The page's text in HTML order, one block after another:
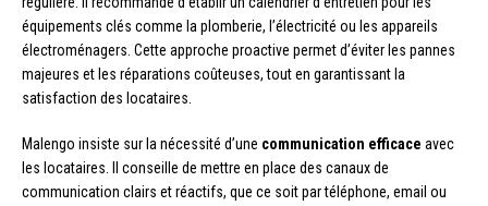
équipements clés comme la plomberie, l’électricité ou les appareils
électroménagers. Cette approche proactive permet d’éviter les pannes
majeures et les réparations coûteuses, tout en garantissant la
satisfaction des locataires.
Malengo insiste sur la nécessité d’une communication efficace avec
les locataires. Il conseille de mettre en place des canaux de
communication clairs et réactifs, que ce soit par téléphone, email ou